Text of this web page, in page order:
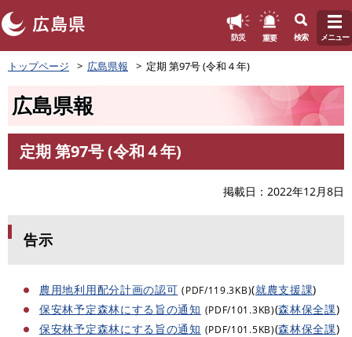
ペ
ー
頭
す
防災 重要 検索 メニュー
トップページ 広島県報 定期 第97号 (令和４年)
広島県報
文
定期 第97号 (令和４年)
掲載日 2022年12月8日
告示
農用地利用配分計画の認可 (PDF/119.3KB)(就農支援課)
保安林予定森林にする旨の通知 (PDF/101.3KB)(森林保全課)
保安林予定森林にする旨の通知 (PDF/101.5KB)(森林保全課)